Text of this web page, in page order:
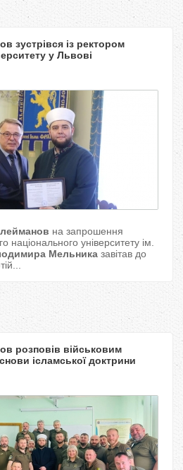
зустрівся із ректором
у Львові
на запрошення
національного університету ім.
Мельника завітав до
розповів військовим
ісламської доктрини